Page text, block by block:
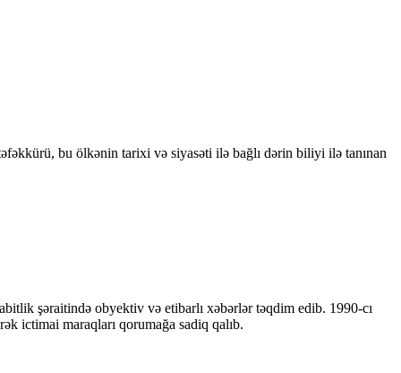
bu ölkənin tarixi və siyasəti ilə bağlı dərin biliyi ilə tanınan
şəraitində obyektiv və etibarlı xəbərlər təqdim edib. 1990-cı
ictimai maraqları qorumağa sadiq qalıb.